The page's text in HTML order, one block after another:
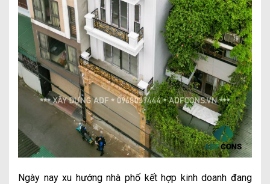
Ngày nay xu hướng nhà phố kết hợp kinh doanh đang